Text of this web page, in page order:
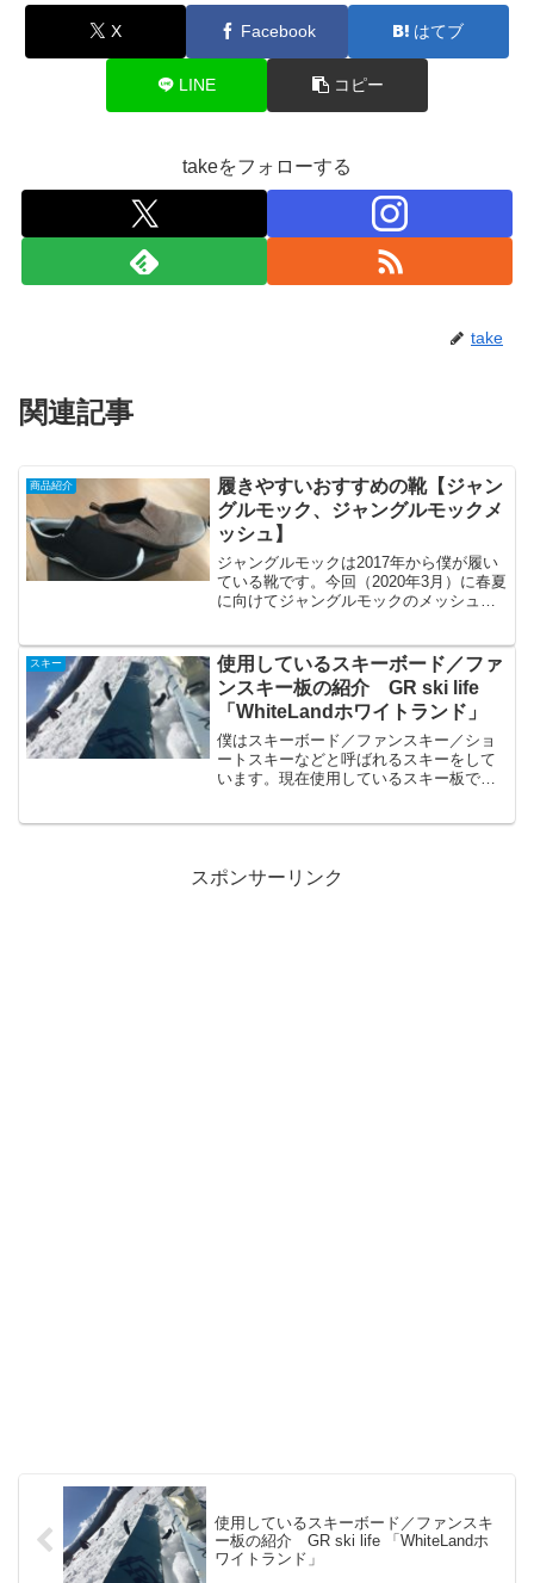
X Facebook はてブ
LINE コピー
takeをフォローする
take
関連記事
商品紹介
履きやすいおすすめの靴【ジャン
グルモック、ジャングルモックメ
ッシュ】
ジャングルモックは2017年から僕が履い
ている靴です。今回（2020年3月）に春夏
に向けてジャングルモックのメッシュも
した。スリッポンタイプで脱ぐ履きしや
すい履き心地が...
スキー
使用しているスキーボード／ファ
ンスキー板の紹介 GR ski life
「WhiteLandホワイトランド」
僕はスキーボード／ファンスキー／ショ
ートスキーなどと呼ばれるスキーをして
います。現在使用しているスキー板であ
スポンサーリンク
使用しているスキーボード／ファンスキ
ー板の紹介 GR ski life 「WhiteLandホ
ワイトランド」